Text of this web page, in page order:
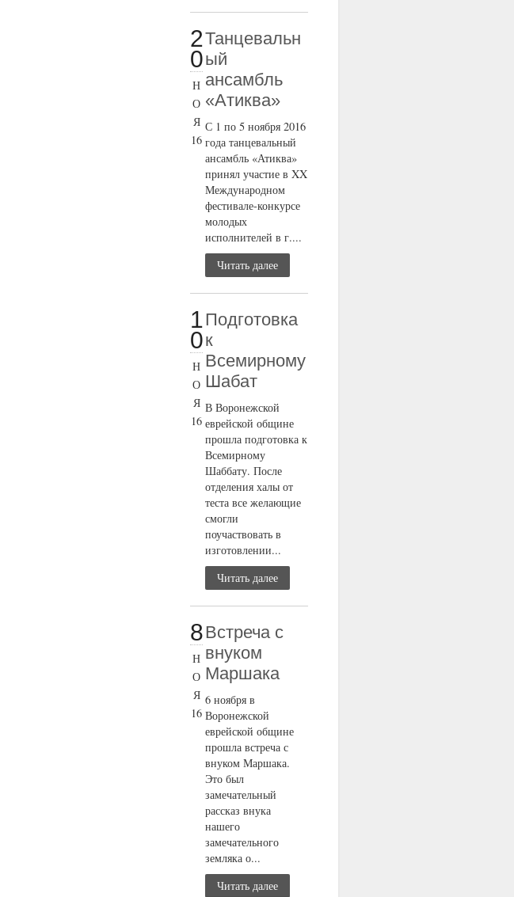
2
0
Н
О
Я
16
Танцевальн
ый
ансамбль
«Атиква»
С 1 по 5 ноября 2016
года танцевальный
ансамбль «Атиква»
принял участие в XX
Международном
фестивале-конкурсе
молодых
исполнителей в г....
Читать далее
1
0
Н
О
Я
16
Подготовка
к
Всемирному
Шабат
В Воронежской
еврейской общине
прошла подготовка к
Всемирному
Шаббату. После
отделения халы от
теста все желающие
смогли
поучаствовать в
изготовлении...
Читать далее
8
Н
О
Я
16
Встреча с
внуком
Маршака
6 ноября в
Воронежской
еврейской общине
прошла встреча с
внуком Маршака.
Это был
замечательный
рассказ внука
нашего
замечательного
земляка о...
Читать далее